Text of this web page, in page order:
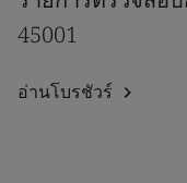
45001
อ่านโบรชัวร์